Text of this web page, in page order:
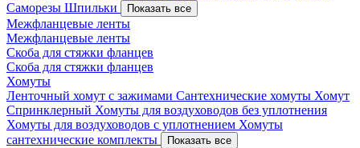
Саморезы Шпильки Показать все
Межфланцевые ленты
Межфланцевые ленты
Скоба для стяжки фланцев
Скоба для стяжки фланцев
Хомуты
Ленточный хомут с зажимами Сантехнические хомуты Хомут
Спринклерный Хомуты для воздуховодов без уплотнения
Хомуты для воздуховодов с уплотнением Хомуты
сантехнические комплекты
Показать все